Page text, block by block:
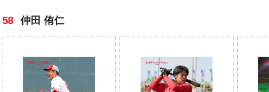
58 仲田 侑仁